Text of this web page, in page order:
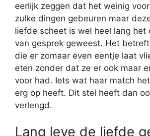
eerlijk zeggen dat het weinig
zulke dingen gebeuren maar
liefde scheet is wel heel lang het
van gesprek geweest. Het
die er zomaar even eentje laat
eten zonder dat ze er ook maar
voor had. Iets wat haar match
erg op heeft. Dit stel heeft dan
verlengd.
Lang leve de liefde